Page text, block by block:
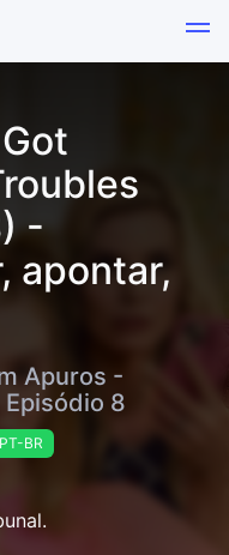
-
apontar,
Apuros -
Episódio 8
BR